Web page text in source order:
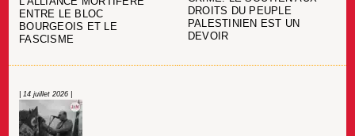
ENTRE LE BLOC
BOURGEOIS ET LE
FASCISME
DROITS DU PEUPLE
PALESTINIEN EST UN
DEVOIR
| 14 juillet 2026 |